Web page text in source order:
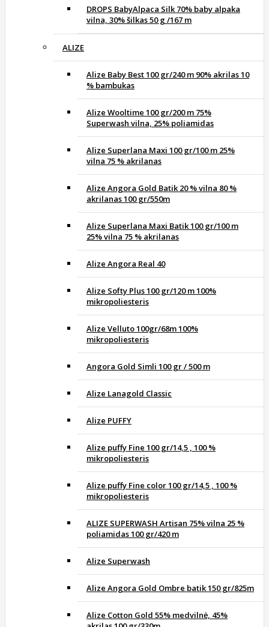
DROPS BabyAlpaca Silk 70% baby alpaka
vilna, 30% šilkas 50 g /167 m
ALIZE
Alize Baby Best 100 gr/240 m 90% akrilas 10
% bambukas
Alize Wooltime 100 gr/200 m 75%
Superwash vilna, 25% poliamidas
Alize Superlana Maxi 100 gr/100 m 25%
vilna 75 % akrilanas
Alize Angora Gold Batik 20 % vilna 80 %
akrilanas 100 gr/550m
Alize Superlana Maxi Batik 100 gr/100 m
25% vilna 75 % akrilanas
Alize Angora Real 40
Alize Softy Plus 100 gr/120 m 100%
mikropoliesteris
Alize Velluto 100gr/68m 100%
mikropoliesteris
Angora Gold Simli 100 gr / 500 m
Alize Lanagold Classic
Alize PUFFY
Alize puffy Fine 100 gr/14,5 , 100 %
mikropoliesteris
Alize puffy Fine color 100 gr/14,5 , 100 %
mikropoliesteris
ALIZE SUPERWASH Artisan 75% vilna 25 %
poliamidas 100 gr/420 m
Alize Superwash
Alize Angora Gold Ombre batik 150 gr/825m
Alize Cotton Gold 55% medvilnė, 45%